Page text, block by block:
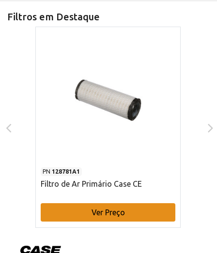
Filtros em Destaque
PN 128781A1
Filtro de Ar Primário Case CE
Ver Preço